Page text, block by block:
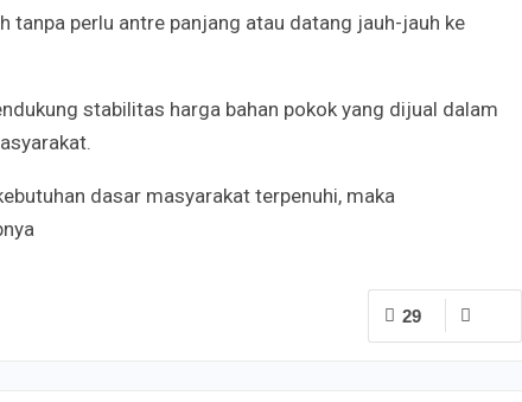
tanpa perlu antre panjang atau datang jauh-jauh ke
stabilitas harga bahan pokok yang dijual dalam
dasar masyarakat terpenuhi, maka
29